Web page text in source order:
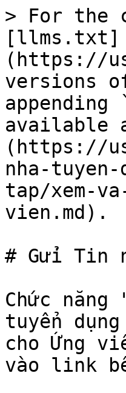
> For the
[llms.txt]
(https://
versions
available
(https://
nha-
tap/xem-
vien.md).
# Gửi Tin
Chức
tuyển
cho Ứng
vào link